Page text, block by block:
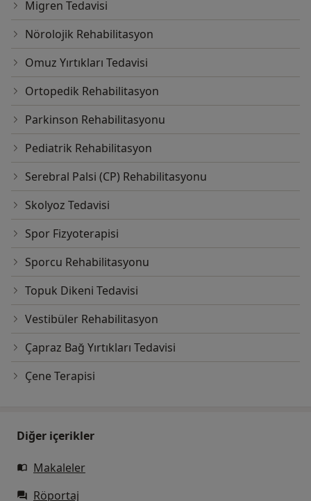
Migren Tedavisi
Nörolojik Rehabilitasyon
Omuz Yırtıkları Tedavisi
Ortopedik Rehabilitasyon
Parkinson Rehabilitasyonu
Pediatrik Rehabilitasyon
Serebral Palsi (CP) Rehabilitasyonu
Skolyoz Tedavisi
Spor Fizyoterapisi
Sporcu Rehabilitasyonu
Topuk Dikeni Tedavisi
Vestibüler Rehabilitasyon
Çapraz Bağ Yırtıkları Tedavisi
Çene Terapisi
Diğer içerikler
Makaleler
Röportaj